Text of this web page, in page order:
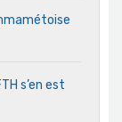
s’en est